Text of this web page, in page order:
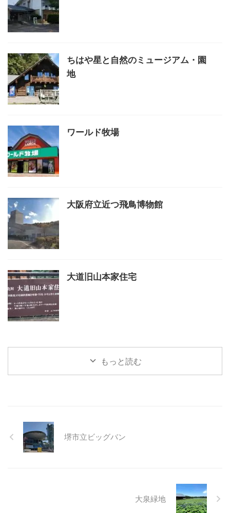
ちはや星と自然のミュージアム・園
地
ワールド牧場
大阪府立近つ飛鳥博物館
大道旧山本家住宅
もっと読む
堺市立ビッグバン
大泉緑地